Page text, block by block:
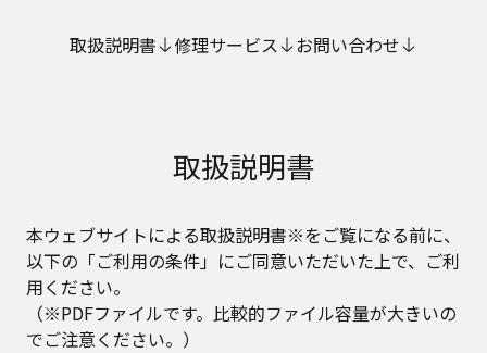
取扱説明書 修理サービス お問い合わせ
取扱説明書
本ウェブサイトによる取扱説明書※をご覧になる前に、
以下の「ご利用の条件」にご同意いただいた上で、ご利
用ください。
（※PDFファイルです。比較的ファイル容量が大きいの
でご注意ください。）